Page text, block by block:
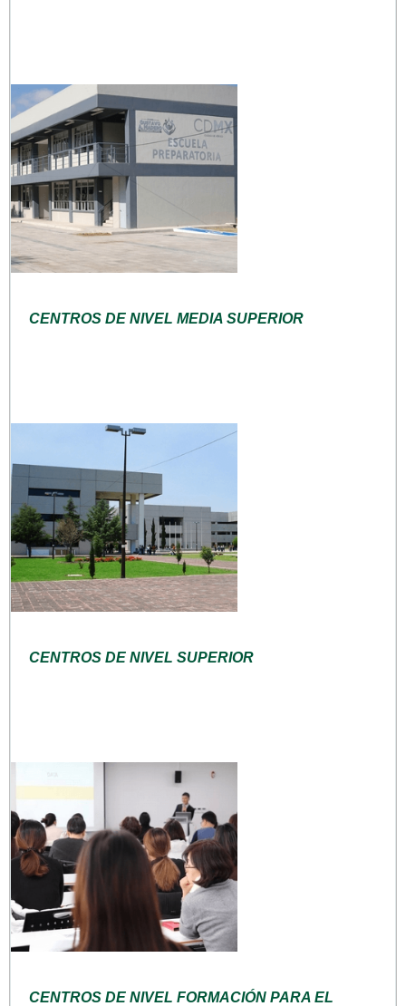
CENTROS DE NIVEL MEDIA SUPERIOR
CENTROS DE NIVEL SUPERIOR
CENTROS DE NIVEL FORMACIÓN PARA EL